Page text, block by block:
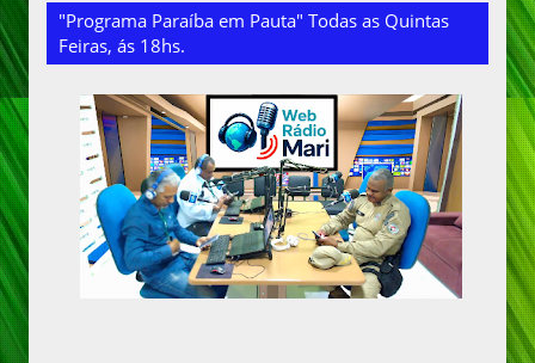
"Programa Paraíba em Pauta" Todas as Quintas
Feiras, ás 18hs.